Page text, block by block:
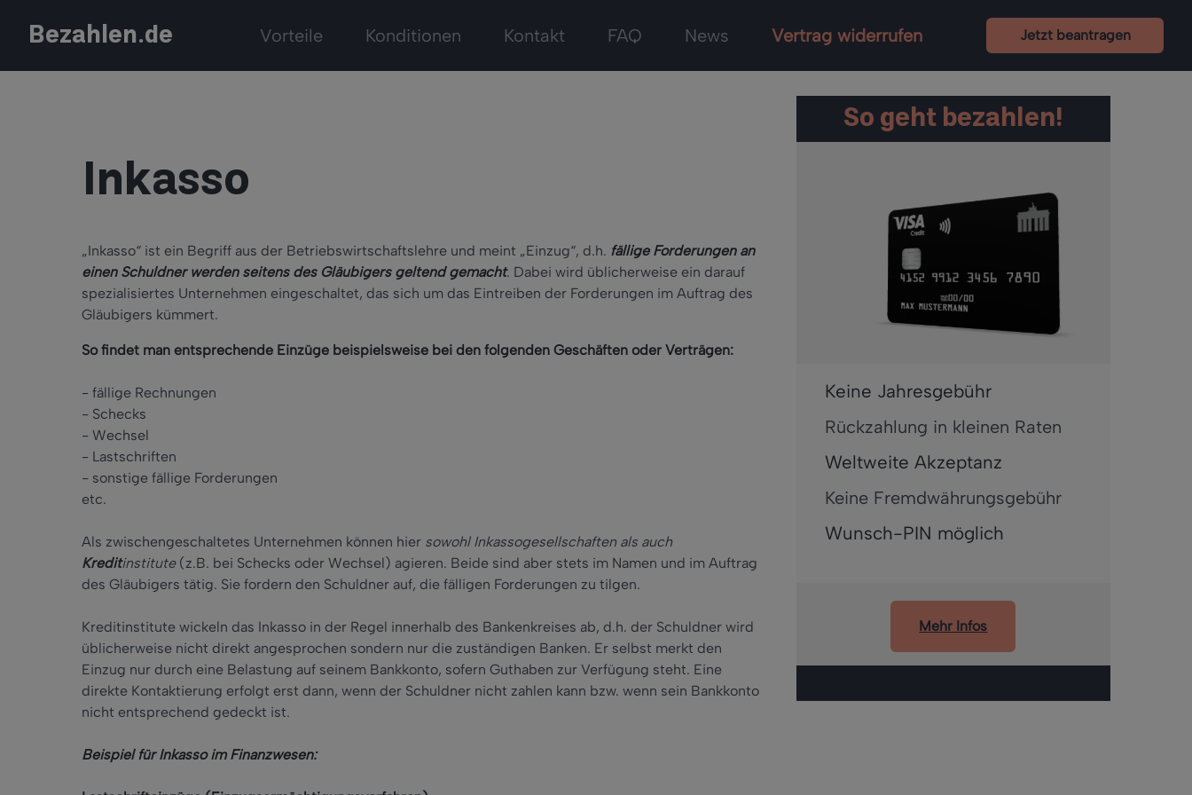
Bezahlen.de Vorteile Konditionen Kontakt FAQ News Vertrag widerrufen Jetzt beantragen
Inkasso
„Inkasso“ ist ein Begriff aus der Betriebswirtschaftslehre und meint „Einzug“, d.h. fällige Forderungen an
einen Schuldner werden seitens des Gläubigers geltend gemacht. Dabei wird üblicherweise ein darauf
spezialisiertes Unternehmen eingeschaltet, das sich um das Eintreiben der Forderungen im Auftrag des
Gläubigers kümmert.
So findet man entsprechende Einzüge beispielsweise bei den folgenden Geschäften oder Verträgen:
- fällige Rechnungen
- Schecks
- Wechsel
- Lastschriften
- sonstige fällige Forderungen
etc.
Als zwischengeschaltetes Unternehmen können hier sowohl Inkassogesellschaften als auch
Kreditinstitute(z.B. bei Schecks oder Wechsel) agieren. Beide sind aber stets im Namen und im Auftrag
des Gläubigers tätig. Sie fordern den Schuldner auf, die fälligen Forderungen zu tilgen.
Kreditinstitute wickeln das Inkasso in der Regel innerhalb des Bankenkreises ab, d.h. der Schuldner wird
üblicherweise nicht direkt angesprochen sondern nur die zuständigen Banken. Er selbst merkt den
Einzug nur durch eine Belastung auf seinem Bankkonto, sofern Guthaben zur Verfügung steht. Eine
direkte Kontaktierung erfolgt erst dann, wenn der Schuldner nicht zahlen kann bzw. wenn sein Bankkonto
nicht entsprechend gedeckt ist.
Beispiel für Inkasso im Finanzwesen:
So geht bezahlen!
Keine Jahresgebühr
Rückzahlung in kleinen Raten
Weltweite Akzeptanz
Keine Fremdwährungsgebühr
Wunsch-PIN möglich
Mehr Infos